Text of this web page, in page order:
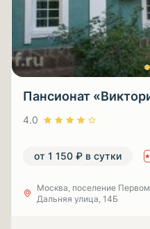
Пансионат
4.0
от 1 150 ₽ в сутки
Москва, поселение
Дальняя улица, 14Б